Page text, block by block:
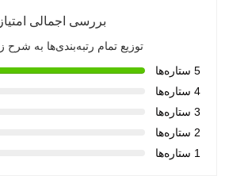
بررسی اجمالی امتیاز
توزیع تمام رتبه‌بندی‌ها به شرح
5 ستاره‌ها
4 ستاره‌ها
3 ستاره‌ها
2 ستاره‌ها
1 ستاره‌ها